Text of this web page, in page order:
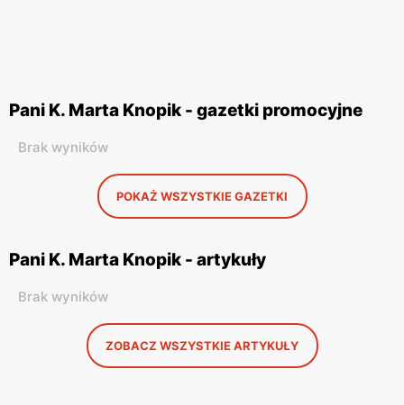
Pani K. Marta Knopik - gazetki promocyjne
Brak wyników
POKAŻ WSZYSTKIE GAZETKI
Pani K. Marta Knopik - artykuły
Brak wyników
ZOBACZ WSZYSTKIE ARTYKUŁY